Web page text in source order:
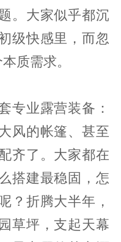
。大家似乎都沉
级快感里，而忽
质需求。
专业露营装备：
风的帐篷、甚至
齐了。大家都在
搭建最稳固，怎
？折腾大半年，
草坪，支起天幕